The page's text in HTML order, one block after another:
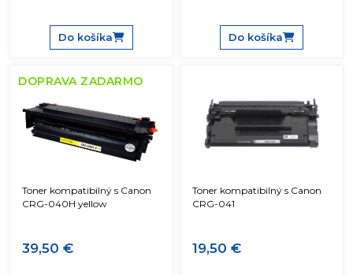
Do košíka Do košíka
DOPRAVA ZADARMO
Toner kompatibilný s Canon
CRG-040H yellow
39,50 €
Toner kompatibilný s Canon
CRG-041
19,50 €